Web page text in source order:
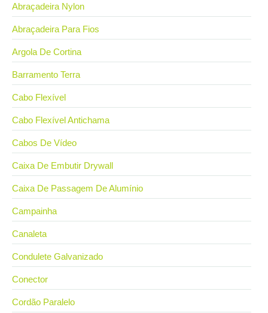
Abraçadeira Nylon
Abraçadeira Para Fios
Argola De Cortina
Barramento Terra
Cabo Flexível
Cabo Flexível Antichama
Cabos De Vídeo
Caixa De Embutir Drywall
Caixa De Passagem De Alumínio
Campainha
Canaleta
Condulete Galvanizado
Conector
Cordão Paralelo